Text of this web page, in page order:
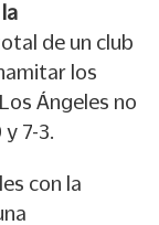
de un club
los
Ángeles no
7-3.
con la